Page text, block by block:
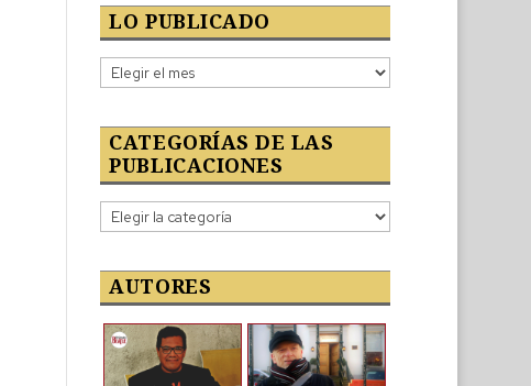
LO PUBLICADO
Lo
publicado
CATEGORÍAS DE LAS
PUBLICACIONES
Categorías
de
publicaciones
AUTORES